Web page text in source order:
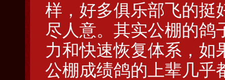
样，好多俱乐部飞的挺
尽人意。其实公棚的鸽
力和快速恢复体系，如
公棚成绩鸽的上辈几乎